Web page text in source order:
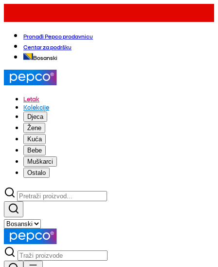
Pronađi Pepco prodavnicu
Centar za podršku
Bosanski
Letak
Kolekcije
Djeca
Žene
Kuća
Bebe
Muškarci
Ostalo